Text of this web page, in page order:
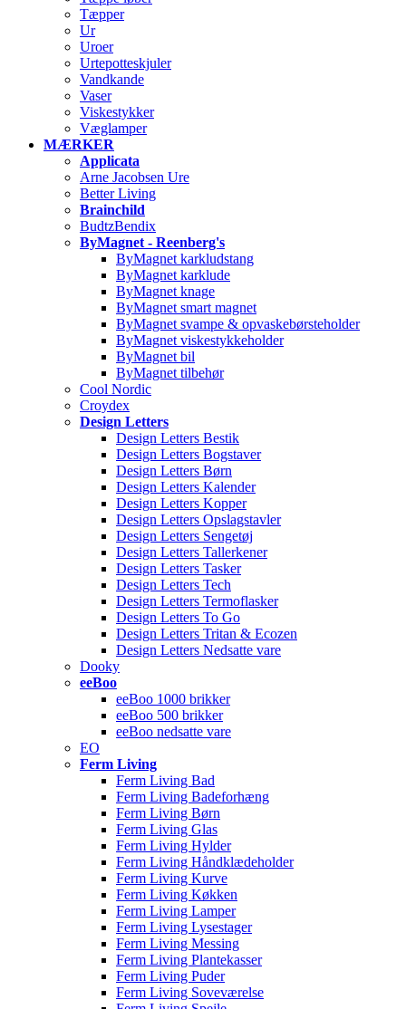
Tæpper
Ur
Uroer
Urtepotteskjuler
Vandkande
Vaser
Viskestykker
Væglamper
MÆRKER
Applicata
Arne Jacobsen Ure
Better Living
Brainchild
BudtzBendix
ByMagnet - Reenberg's
ByMagnet karkludstang
ByMagnet karklude
ByMagnet knage
ByMagnet smart magnet
ByMagnet svampe & opvaskebørsteholder
ByMagnet viskestykkeholder
ByMagnet bil
ByMagnet tilbehør
Cool Nordic
Croydex
Design Letters
Design Letters Bestik
Design Letters Bogstaver
Design Letters Børn
Design Letters Kalender
Design Letters Kopper
Design Letters Opslagstavler
Design Letters Sengetøj
Design Letters Tallerkener
Design Letters Tasker
Design Letters Tech
Design Letters Termoflasker
Design Letters To Go
Design Letters Tritan & Ecozen
Design Letters Nedsatte vare
Dooky
eeBoo
eeBoo 1000 brikker
eeBoo 500 brikker
eeBoo nedsatte vare
EO
Ferm Living
Ferm Living Bad
Ferm Living Badeforhæng
Ferm Living Børn
Ferm Living Glas
Ferm Living Hylder
Ferm Living Håndklædeholder
Ferm Living Kurve
Ferm Living Køkken
Ferm Living Lamper
Ferm Living Lysestager
Ferm Living Messing
Ferm Living Plantekasser
Ferm Living Puder
Ferm Living Soveværelse